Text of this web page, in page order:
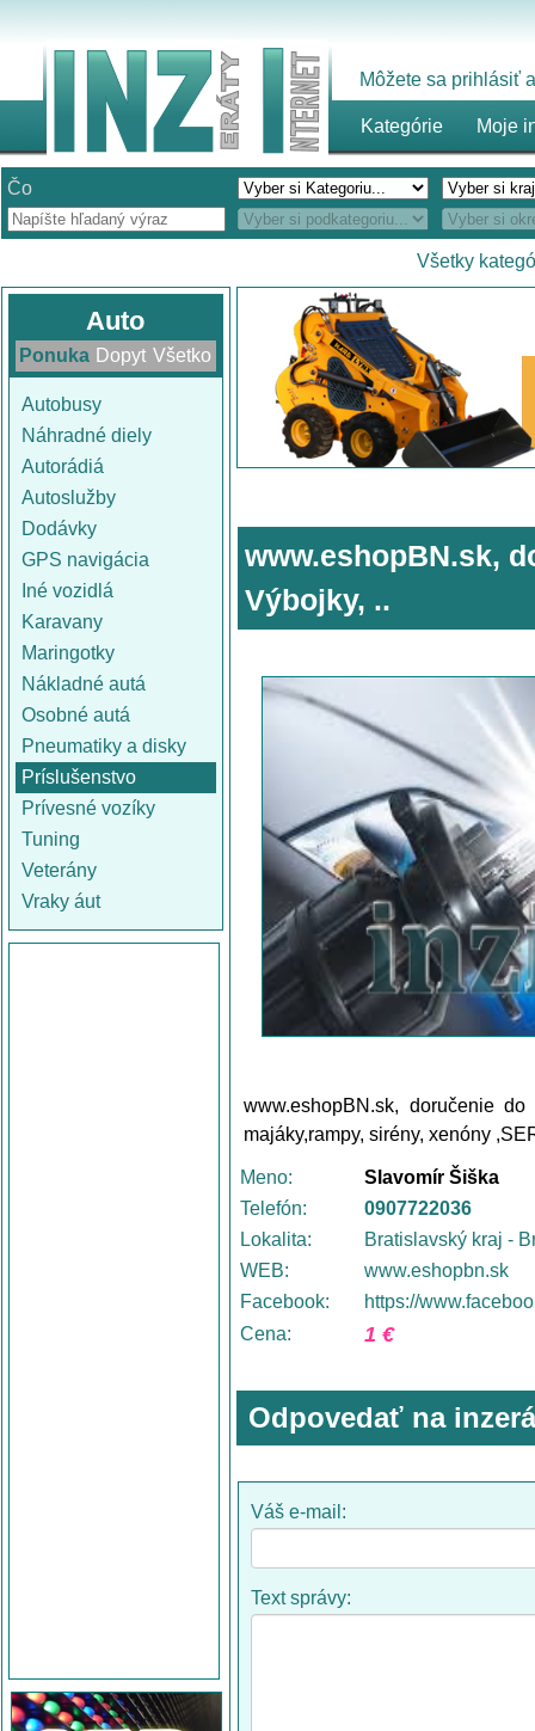
Môžete sa prihlásiť
Kategórie Moje
Čo
Všetky
Auto
Ponuka Dopyt Všetko
Autobusy
Náhradné diely
Autorádiá
Autoslužby
Dodávky
GPS navigácia
Iné vozidlá
Karavany
Maringotky
Nákladné autá
Osobné autá
Pneumatiky a disky
Príslušenstvo
Prívesné vozíky
Tuning
Veterány
Vraky áut
www.eshopBN.sk,
Výbojky, ..
www.eshopBN.sk, doručenie
majáky,rampy, sirény, xenóny
Meno:
Slavomír Šiška
Telefón:
0907722036
Lokalita:
Bratislavský kraj -
WEB:
www.eshopbn.sk
Facebook:
https://
Cena:
1 €
Odpovedať na
Váš e-mail:
Text správy: